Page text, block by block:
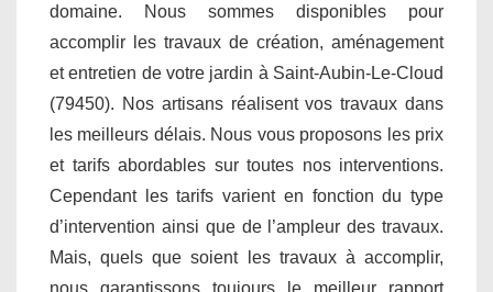
domaine. Nous sommes disponibles pour
accomplir les travaux de création, aménagement
et entretien de votre jardin à Saint-Aubin-Le-Cloud
(79450). Nos artisans réalisent vos travaux dans
les meilleurs délais. Nous vous proposons les prix
et tarifs abordables sur toutes nos interventions.
Cependant les tarifs varient en fonction du type
d’intervention ainsi que de l’ampleur des travaux.
Mais, quels que soient les travaux à accomplir,
nous garantissons toujours le meilleur rapport